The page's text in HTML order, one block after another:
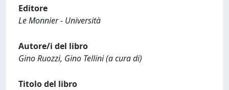
Editore
Le Monnier - Università
Autore/i del libro
Gino Ruozzi, Gino Tellini (a cura di)
Titolo del libro